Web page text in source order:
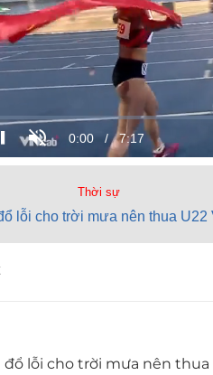
Thời sự
lỗi cho trời mưa nên thua U22
đổ lỗi cho trời mưa nên thua